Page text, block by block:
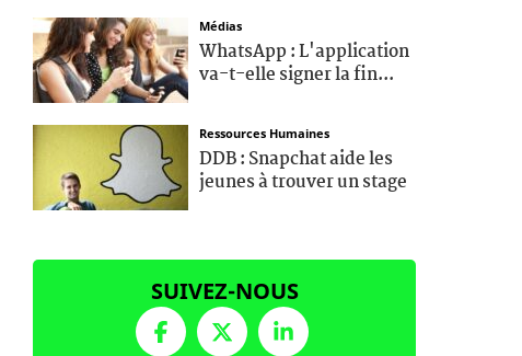
Médias
WhatsApp : L'application
va-t-elle signer la fin...
Ressources Humaines
DDB : Snapchat aide les
jeunes à trouver un stage
SUIVEZ-NOUS